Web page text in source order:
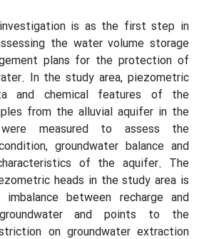
investigation is as the first step in
the water volume storage
plans for the protection of
In the study area, piezometric
and chemical features of the
from the alluvial aquifer in the
measured to assess the
groundwater balance and
of the aquifer. The
heads in the study area is
between recharge and
and points to the
on groundwater extraction